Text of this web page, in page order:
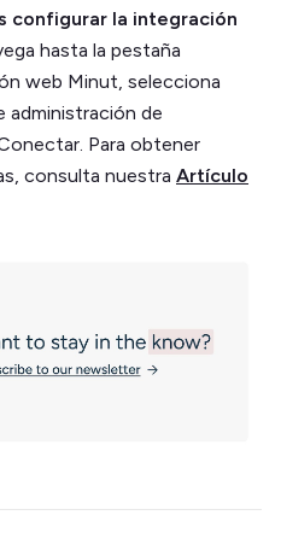
configurar la integración
hasta la pestaña
web Minut, selecciona
administración de
Para obtener
consulta nuestra Artículo